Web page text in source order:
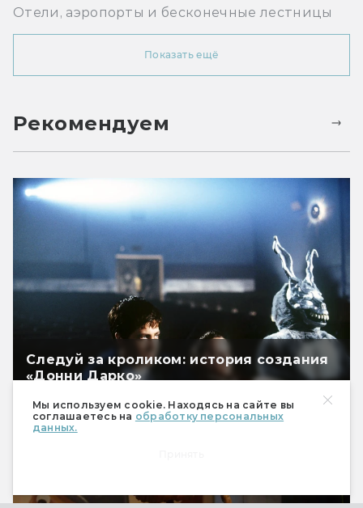
Мы используем cookie. Находясь на сайте вы
соглашаетесь на обработку персональных
данных.
Отели, аэропорты и бесконечные лестницы
Показать ещё
Рекомендуем
Следуй за кроликом: история создания
«Донни Дарко»